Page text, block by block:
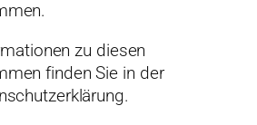
zu diesen
finden Sie in der